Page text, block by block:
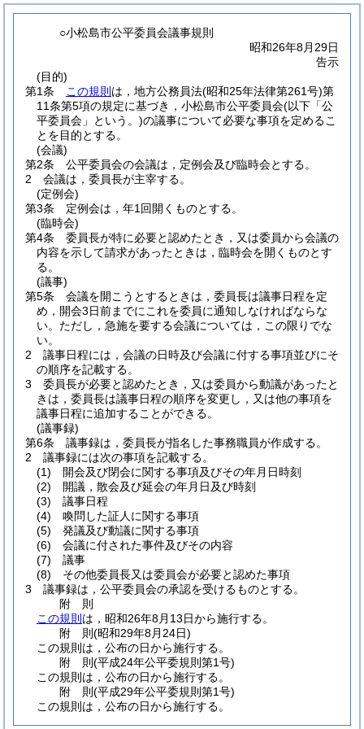
○小松島市公平委員会議事規則
昭和26年8月29日
告示
(目的)
第1条
この規則 は，地方公務員法(昭和25年法律第261号)第
11条第5項の規定に基づき，小松島市公平委員会(以下「公
平委員会」という。)の議事について必要な事項を定めるこ
とを目的とする。
(会議)
第2条
公平委員会の会議は，定例会及び臨時会とする。
2
会議は，委員長が主宰する。
(定例会)
第3条
定例会は，年1回開くものとする。
(臨時会)
第4条
委員長が特に必要と認めたとき，又は委員から会議の
内容を示して請求があったときは，臨時会を開くものとす
る。
(議事)
第5条
会議を開こうとするときは，委員長は議事日程を定
め，開会3日前までにこれを委員に通知しなければならな
い。 ただし，急施を要する会議については，この限りでな
い。
2
議事日程には，会議の日時及び会議に付する事項並びにそ
の順序を記載する。
3
委員長が必要と認めたとき，又は委員から動議があったと
きは，委員長は議事日程の順序を変更し，又は他の事項を
議事日程に追加することができる。
(議事録)
第6条
議事録は，委員長が指名した事務職員が作成する。
2
議事録には次の事項を記載する。
(1)
開会及び閉会に関する事項及びその年月日時刻
(2)
開議，散会及び延会の年月日及び時刻
(3)
議事日程
(4)
喚問した証人に関する事項
(5)
発議及び動議に関する事項
(6)
会議に付された事件及びその内容
(7)
議事
(8)
その他委員長又は委員会が必要と認めた事項
3
議事録は，公平委員会の承認を受けるものとする。
附 則
この規則 は，昭和26年8月13日から施行する。
附 則(昭和29年8月24日)
この規則は，公布の日から施行する。
附 則(平成24年公平委規則第1号)
この規則は，公布の日から施行する。
附 則(平成29年公平委規則第1号)
この規則は，公布の日から施行する。